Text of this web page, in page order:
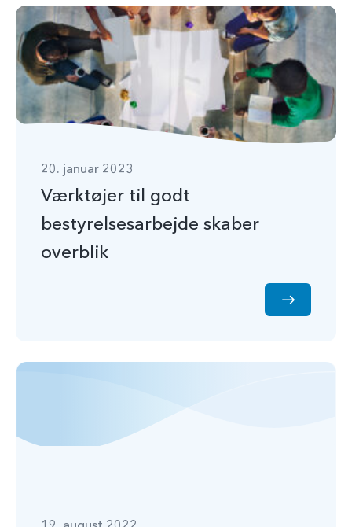
20. januar 2023
Værktøjer til godt
bestyrelsesarbejde skaber
overblik